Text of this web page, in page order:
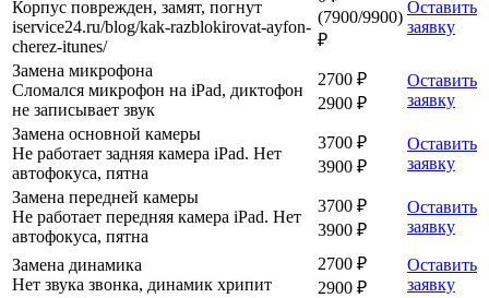
Корпус поврежден, замят, погнут
iservice24.ru/blog/kak-razblokirovat-ayfon-
cherez-itunes/
(7900/9900)
₽
Оставить
заявку
Замена микрофона
Сломался микрофон на iPad, диктофон
не записывает звук
2700 ₽
2900 ₽
Оставить
заявку
Замена основной камеры
Не работает задняя камера iPad. Нет
автофокуса, пятна
3700 ₽
3900 ₽
Оставить
заявку
Замена передней камеры
Не работает передняя камера iPad. Нет
автофокуса, пятна
3700 ₽
3900 ₽
Оставить
заявку
Замена динамика
Нет звука звонка, динамик хрипит
2700 ₽
2900 ₽
Оставить
заявку